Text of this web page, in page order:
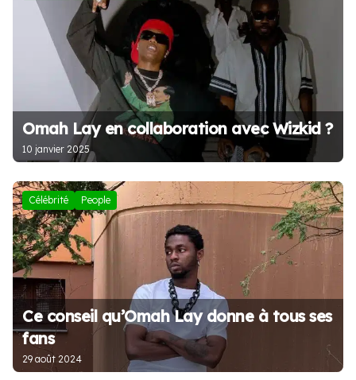
Omah Lay en collaboration avec Wizkid ?
10 janvier 2025
Célébrité People
Ce conseil qu’Omah Lay donne à tous ses
fans
29 août 2024